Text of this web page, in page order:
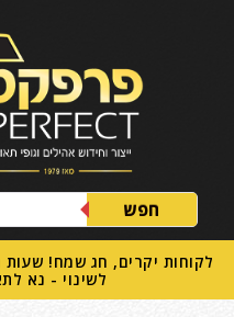
חפש
לקוחות יקרים, חג שמח! שעות
לשינוי - נא